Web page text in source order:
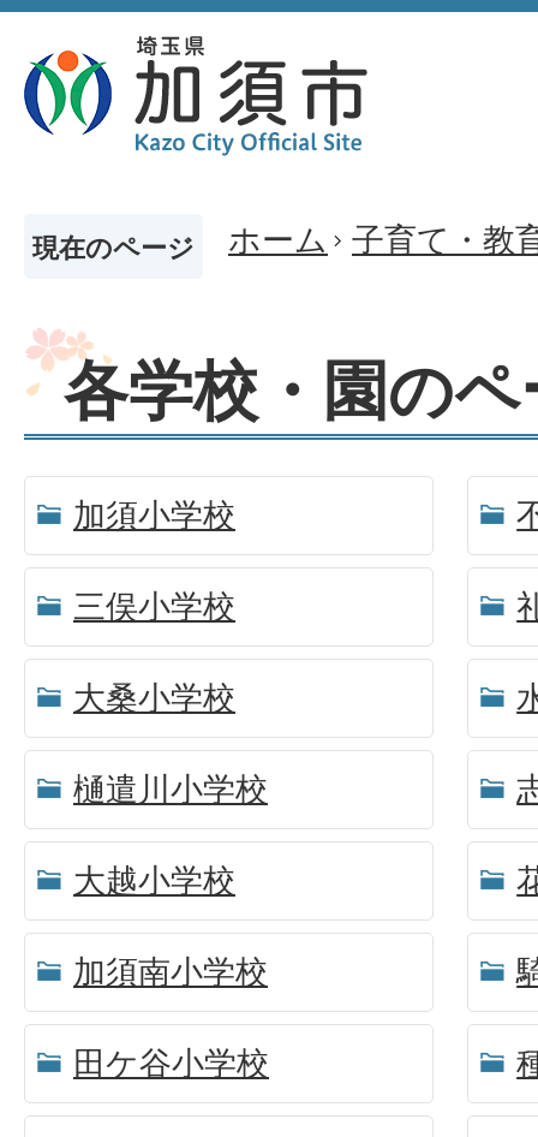
現在のページ ホーム 子育て・教
各学校・園の
加須小学校
三俣小学校
大桑小学校
樋遣川小学校
大越小学校
加須南小学校
田ケ谷小学校